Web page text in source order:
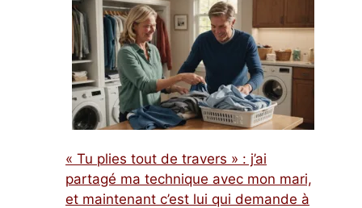
« Tu plies tout de travers » : j’ai
partagé ma technique avec mon mari,
et maintenant c’est lui qui demande à